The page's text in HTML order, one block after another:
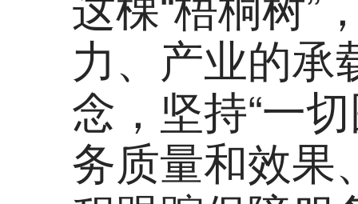
力、产业的承
念，坚持“一
务质量和效果